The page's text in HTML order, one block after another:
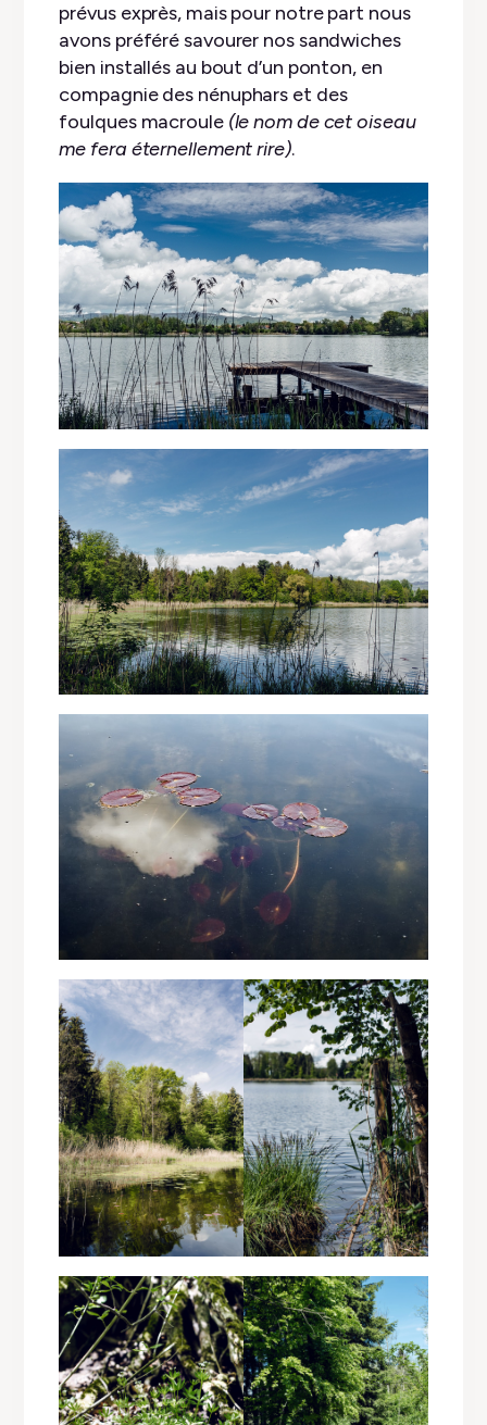
prévus exprès, mais pour notre part nous
avons préféré savourer nos sandwiches
bien installés au bout d’un ponton, en
compagnie des nénuphars et des
foulques macroule (le nom de cet oiseau
me fera éternellement rire).